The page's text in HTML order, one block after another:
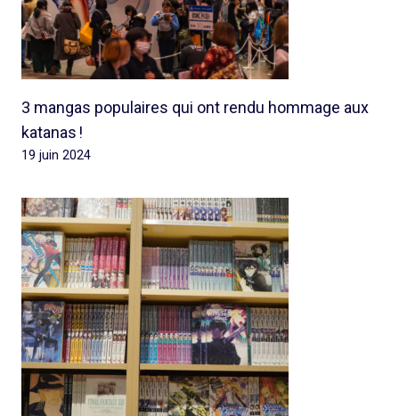
3 mangas populaires qui ont rendu hommage aux
katanas !
19 juin 2024